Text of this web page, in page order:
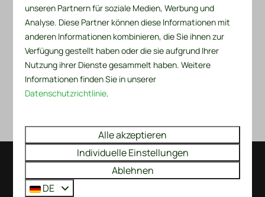
Grundriss (PDF)
Karte des Recreatiepark De Wielen
unseren Partnern für soziale Medien, Werbung und
Analyse. Diese Partner können diese Informationen mit
anderen Informationen kombinieren, die Sie ihnen zur
Verfügung gestellt haben oder die sie aufgrund Ihrer
Nutzung ihrer Dienste gesammelt haben. Weitere
Informationen finden Sie in unserer
Datenschutzrichtlinie.
Alle akzeptieren
Individuelle Einstellungen
Ablehnen
DE